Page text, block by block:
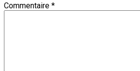
Commentaire *